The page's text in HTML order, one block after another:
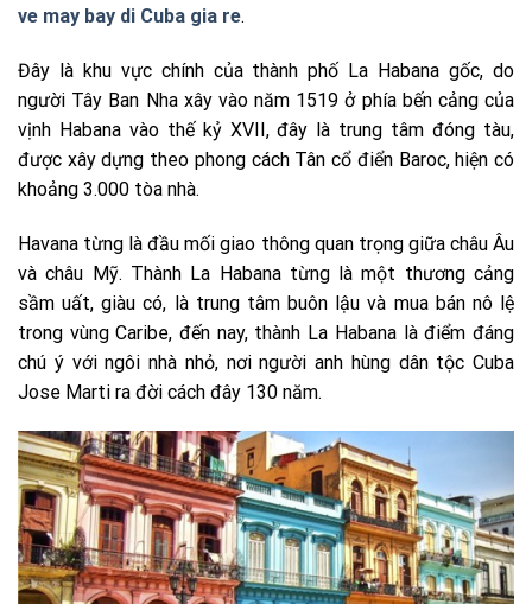
ve may bay di Cuba gia re.
Đây là khu vực chính của thành phố La Habana gốc, do
người Tây Ban Nha xây vào năm 1519 ở phía bến cảng của
vịnh Habana vào thế kỷ XVII, đây là trung tâm đóng tàu,
được xây dựng theo phong cách Tân cổ điển Baroc, hiện có
khoảng 3.000 tòa nhà.
Havana từng là đầu mối giao thông quan trọng giữa châu Âu
và châu Mỹ. Thành La Habana từng là một thương cảng
sầm uất, giàu có, là trung tâm buôn lậu và mua bán nô lệ
trong vùng Caribe, đến nay, thành La Habana là điểm đáng
chú ý với ngôi nhà nhỏ, nơi người anh hùng dân tộc Cuba
Jose Marti ra đời cách đây 130 năm.